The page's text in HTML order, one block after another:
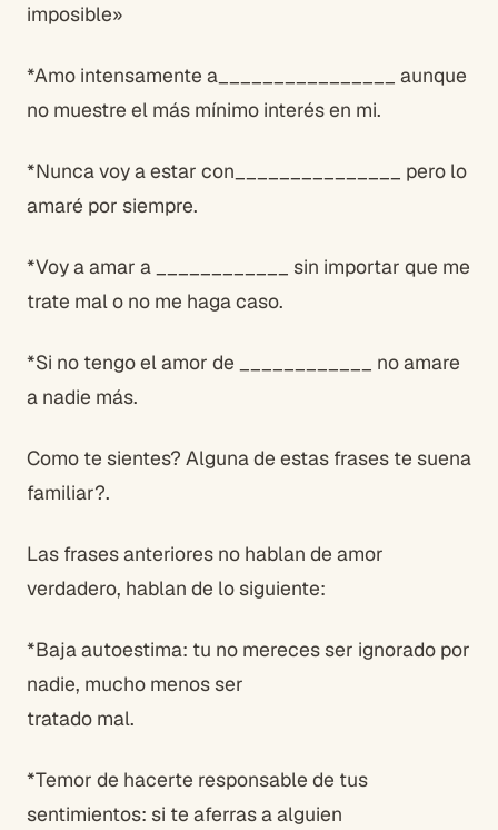
imposible»
*Amo intensamente a________________ aunque
no muestre el más mínimo interés en mi.
*Nunca voy a estar con_______________ pero lo
amaré por siempre.
*Voy a amar a ____________ sin importar que me
trate mal o no me haga caso.
*Si no tengo el amor de ____________ no amare
a nadie más.
Como te sientes? Alguna de estas frases te suena
familiar?.
Las frases anteriores no hablan de amor
verdadero, hablan de lo siguiente:
*Baja autoestima: tu no mereces ser ignorado por
nadie, mucho menos ser
tratado mal.
*Temor de hacerte responsable de tus
sentimientos: si te aferras a alguien